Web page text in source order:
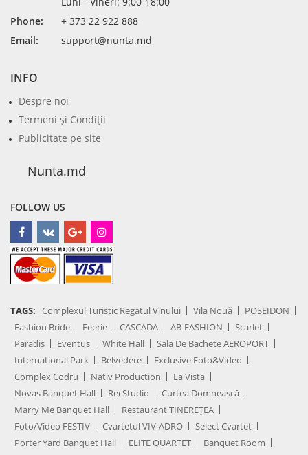
Phone:
+ 373 22 922 888
Email:
support@nunta.md
INFO
Despre noi
Termeni şi Condiţii
Publicitate pe site
Nunta.md
FOLLOW US
TAGS: Complexul Turistic Regatul Vinului Vila Nouă
POSEIDON
Fashion Bride
Feerie CASCADA AB-FASHION
Scarlet
Paradis
Eventus White Hall
Sala De Bachete AEROPORT
International Park
Belvedere
Exclusive Foto&Video
Complex Codru
Nativ Production
La Vista
Novas Banquet Hall
RecStudio
Curtea Domnească
Marry Me Banquet Hall
Restaurant TINEREȚEA
Foto/Video FESTIV
Cvartetul VIV-ADRO
Select Cvartet
Porter Yard Banquet Hall
ELITE QUARTET
Banquet Room